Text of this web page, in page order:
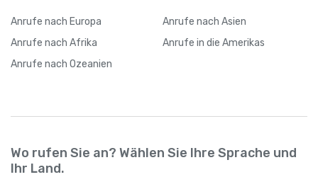
Anrufe nach Europa Anrufe nach Asien
Anrufe nach Afrika Anrufe in die Amerikas
Anrufe nach Ozeanien
Wo rufen Sie an? Wählen Sie Ihre Sprache und
Ihr Land.